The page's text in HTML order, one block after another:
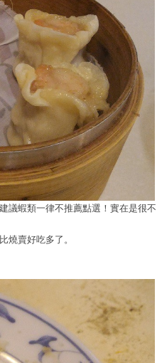
議蝦類一律不推薦點選！實在是很不
燒賣好吃多了。